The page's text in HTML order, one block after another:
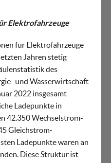
Elektrofahrzeuge
für Elektrofahrzeuge
Jahren stetig
des
und Wasserwirtschaft
2022 insgesamt
Ladepunkte in
42.350 Wechselstrom-
Gleichstrom-
Ladepunkte waren an
Diese Struktur ist